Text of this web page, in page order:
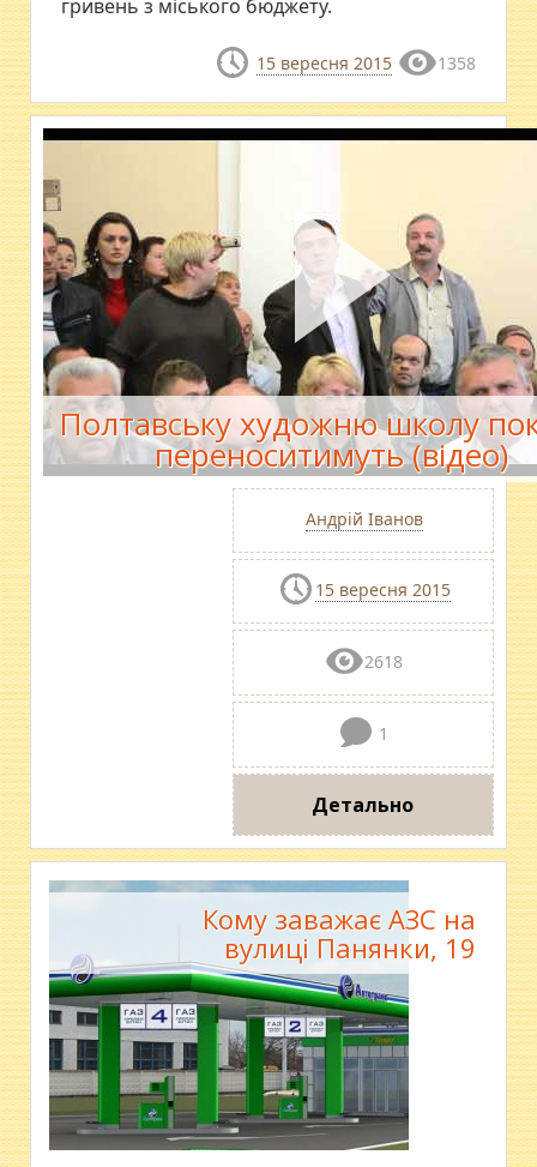
гривень з міського бюджету.
15 вересня 2015 1358
Полтавську художню школу
переноситимуть (відео)
Андрій Іванов
15 вересня 2015
2618
1
Детально
Кому заважає АЗС на
вулиці Панянки, 19